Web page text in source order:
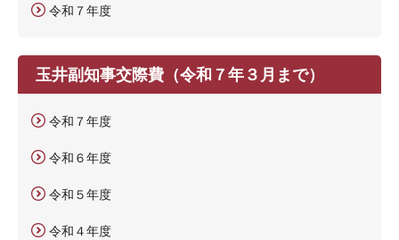
令和７年度
玉井副知事交際費（令和７年３月まで）
令和７年度
令和６年度
令和５年度
令和４年度